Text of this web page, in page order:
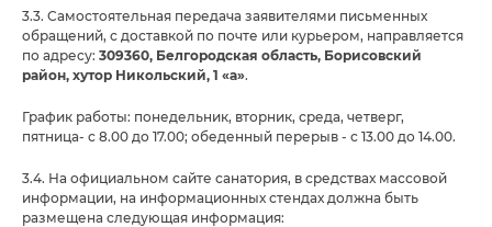
3.3. Самостоятельная передача заявителями письменных
обращений, с доставкой по почте или курьером, направляется
по адресу: 309360, Белгородская область, Борисовский
район, хутор Никольский, 1 «а».
График работы: понедельник, вторник, среда, четверг,
пятница- с 8.00 до 17.00; обеденный перерыв - с 13.00 до 14.00.
3.4. На официальном сайте санатория, в средствах массовой
информации, на информационных стендах должна быть
размещена следующая информация: